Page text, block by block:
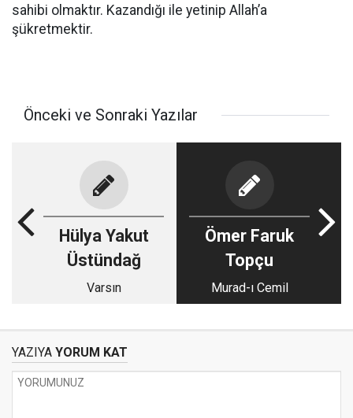
sahibi olmaktır. Kazandığı ile yetinip Allah’a
şükretmektir.
Önceki ve Sonraki Yazılar
Hülya Yakut
Üstündağ
Varsın
Ömer Faruk
Topçu
Murad-ı Cemil
YAZIYA YORUM KAT